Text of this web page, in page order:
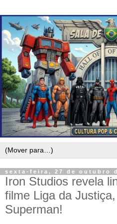
sexta-feira, 27 de outubro
Iron Studios revela
filme Liga da
Superman!